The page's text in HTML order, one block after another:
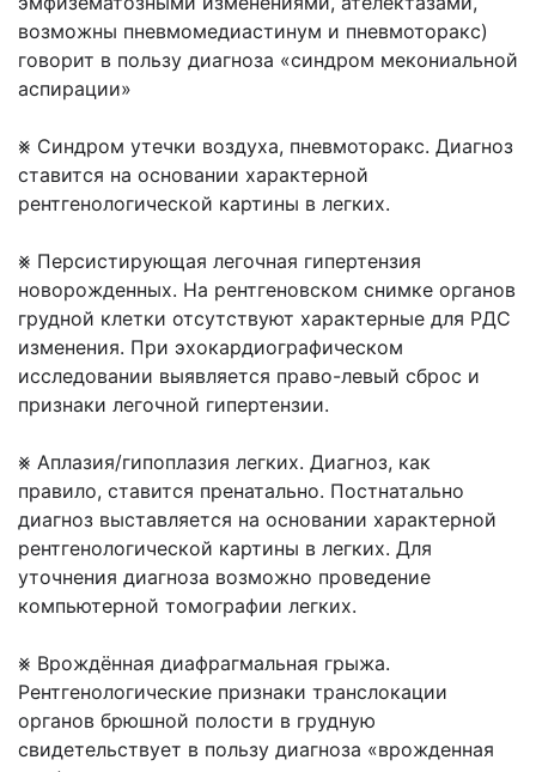
возможны пневмомедиастинум и пневмоторакс)
говорит в пользу диагноза «синдром мекониальной
аспирации»
⨳ Синдром утечки воздуха, пневмоторакс. Диагноз
ставится на основании характерной
рентгенологической картины в легких.
⨳ Персистирующая легочная гипертензия
новорожденных. На рентгеновском снимке органов
грудной клетки отсутствуют характерные для РДС
изменения. При эхокардиографическом
исследовании выявляется право-левый сброс и
признаки легочной гипертензии.
⨳ Аплазия/гипоплазия легких. Диагноз, как
правило, ставится пренатально. Постнатально
диагноз выставляется на основании характерной
рентгенологической картины в легких. Для
уточнения диагноза возможно проведение
компьютерной томографии легких.
⨳ Врождённая диафрагмальная грыжа.
Рентгенологические признаки транслокации
органов брюшной полости в грудную
свидетельствует в пользу диагноза «врожденная